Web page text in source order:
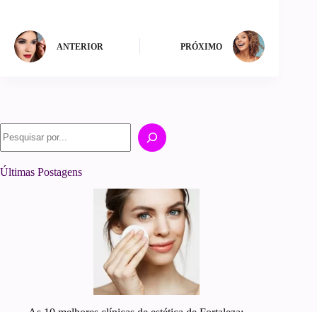
ANTERIOR PRÓXIMO
Pesquisar
Últimas Postagens